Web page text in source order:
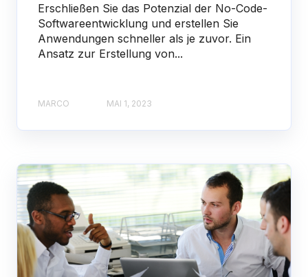
Erschließen Sie das Potenzial der No-Code-
Softwareentwicklung und erstellen Sie
Anwendungen schneller als je zuvor. Ein
Ansatz zur Erstellung von...
MARCO MAI 1, 2023